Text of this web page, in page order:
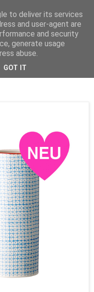
to deliver its services
and user-agent are
and security
generate usage
abuse.
GOT IT